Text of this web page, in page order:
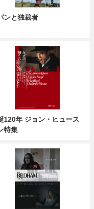
ンと独裁者
120年 ジョン・ヒュース
特集